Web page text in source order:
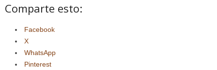
Comparte esto:
Facebook
X
WhatsApp
Pinterest